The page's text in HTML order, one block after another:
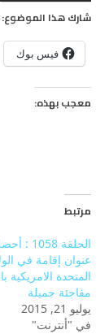
شارك هذا الموضوع:
فيس بوك
معجب بهذه:
مرتبط
الحلقة
عنوان إقامة في
المتحدة الامريكية
مفاجئة جميلة
يوليو 21, 2015
في "أنترنت"